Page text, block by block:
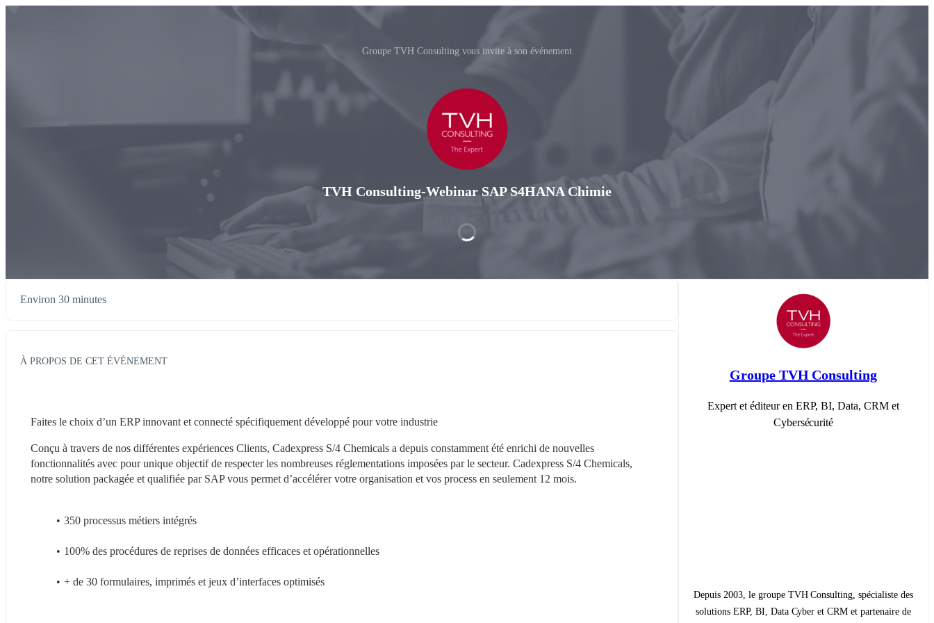
Groupe TVH Consulting vous invite à son événement
TVH Consulting-Webinar SAP S4HANA Chimie
Environ 30 minutes
À PROPOS DE CET ÉVÉNEMENT
Faites le choix d’un ERP innovant et connecté spécifiquement développé pour votre industrie
Conçu à travers de nos différentes expériences Clients, Cadexpress S/4 Chemicals a depuis constamment été enrichi de nouvelles
fonctionnalités avec pour unique objectif de respecter les nombreuses réglementations imposées par le secteur. Cadexpress S/4 Chemicals,
notre solution packagée et qualifiée par SAP vous permet d’accélérer votre organisation et vos process en seulement 12 mois.
350 processus métiers intégrés
100% des procédures de reprises de données efficaces et opérationnelles
+ de 30 formulaires, imprimés et jeux d’interfaces optimisés
Groupe TVH Consulting
Expert et éditeur en ERP, BI, Data, CRM et
Cybersécurité
Depuis 2003, le groupe TVH Consulting, spécialiste des
solutions ERP, BI, Data Cyber et CRM et partenaire de